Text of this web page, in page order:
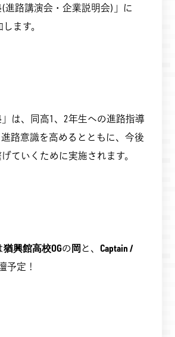
(進路講演会・企業説明会)」に
ます。
」は、同高1、2年生への進路指導
路意識を高めるとともに、今後
ていくために実施されます。
猶興館高校OGの岡と、 Captain /
予定！